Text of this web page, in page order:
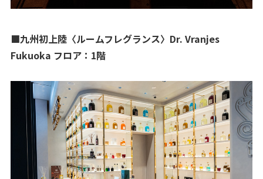
■九州初上陸〈ルームフレグランス〉Dr. Vranjes
Fukuoka フロア：1階